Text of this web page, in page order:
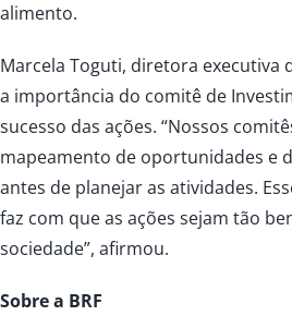
alimento.
Marcela Toguti, diretora executiva
a importância do comitê de
sucesso das ações. “Nossos
mapeamento de oportunidades e
antes de planejar as atividades.
faz com que as ações sejam tão
sociedade”, afirmou.
Sobre a BRF